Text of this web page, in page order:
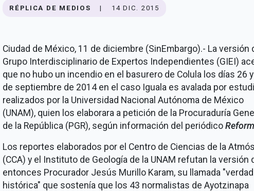
RÉPLICA DE MEDIOS | 14 DIC. 2015
Ciudad de México, 11 de diciembre (SinEmbargo).- La versión
Grupo Interdisciplinario de Expertos Independientes (GIEI)
que no hubo un incendio en el basurero de Colula los días 26
de septiembre de 2014 en el caso Iguala es avalada por
realizados por la Universidad Nacional Autónoma de México
(UNAM), quien los elaborara a petición de la Procuraduría
de la República (PGR), según información del periódico
Los reportes elaborados por el Centro de Ciencias de la
(CCA) y el Instituto de Geología de la UNAM refutan la versión
entonces Procurador Jesús Murillo Karam, su llamada "verdad
histórica" que sostenía que los 43 normalistas de Ayotzinapa